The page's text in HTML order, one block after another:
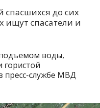
спасшихся до сих
ищут спасатели и
воды,
пресс-службе МВД